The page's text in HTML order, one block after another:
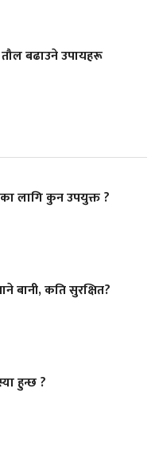
बढाउने उपायहरू
लागि कुन उपयुक्त ?
बानी, कति सुरक्षित?
हुन्छ ?